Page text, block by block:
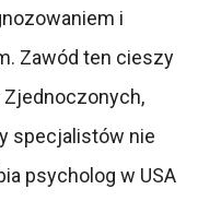
i
Zawód ten cieszy
Zjednoczonych,
specjalistów nie
psycholog w USA